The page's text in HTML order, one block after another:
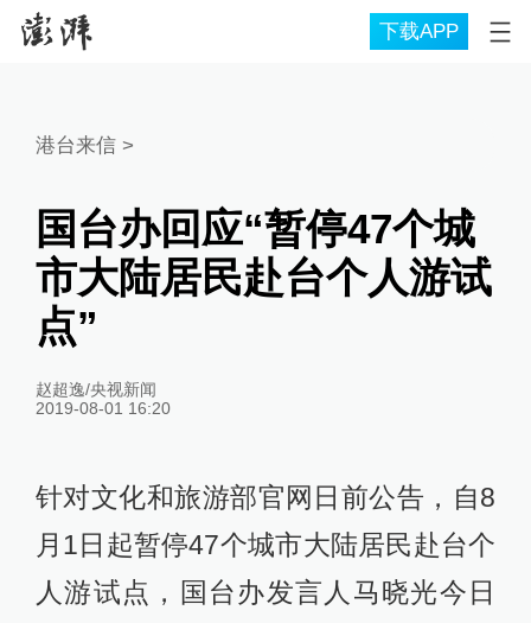
下载APP
港台来信>
国台办回应“暂停47个城
市大陆居民赴台个人游试
点”
赵超逸/央视新闻
2019-08-01 16:20
针对文化和旅游部官网日前公告，自8
月1日起暂停47个城市大陆居民赴台个
人游试点，国台办发言人马晓光今日